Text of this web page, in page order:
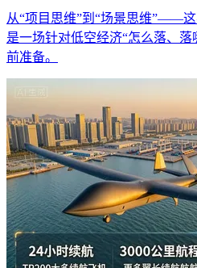
从“项目思维”到“场景思维”——
是一场针对低空经济“怎么落、
前准备。